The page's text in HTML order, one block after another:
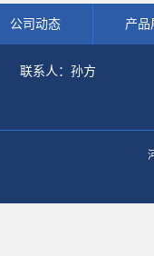
公司动态 产品
联系人：孙方